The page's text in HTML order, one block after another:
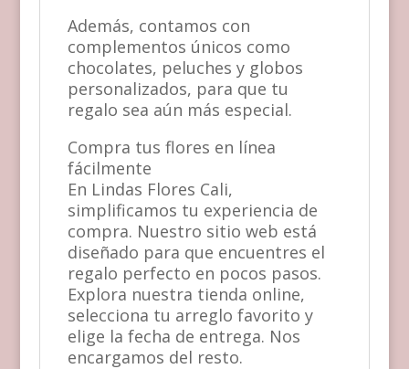
Además, contamos con
complementos únicos como
chocolates, peluches y globos
personalizados, para que tu
regalo sea aún más especial.
Compra tus flores en línea
fácilmente
En Lindas Flores Cali,
simplificamos tu experiencia de
compra. Nuestro sitio web está
diseñado para que encuentres el
regalo perfecto en pocos pasos.
Explora nuestra tienda online,
selecciona tu arreglo favorito y
elige la fecha de entrega. Nos
encargamos del resto.